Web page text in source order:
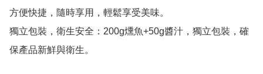
方便快捷，隨時享用，輕鬆享受美味。
獨立包裝，衛生安全：200g燻魚+50g醬汁，獨立包裝，確
保產品新鮮與衛生。